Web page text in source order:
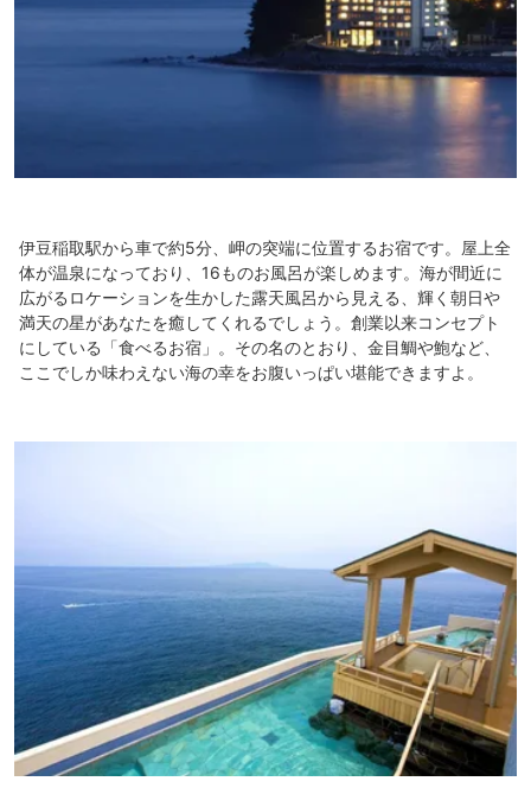
伊豆稲取駅から車で約5分、岬の突端に位置するお宿です。屋上全
体が温泉になっており、16ものお風呂が楽しめます。海が間近に
広がるロケーションを生かした露天風呂から見える、輝く朝日や
満天の星があなたを癒してくれるでしょう。創業以来コンセプト
にしている「食べるお宿」。その名のとおり、金目鯛や鮑など、
ここでしか味わえない海の幸をお腹いっぱい堪能できますよ。